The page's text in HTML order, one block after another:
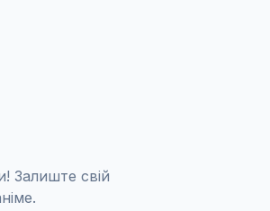
Залиште свій